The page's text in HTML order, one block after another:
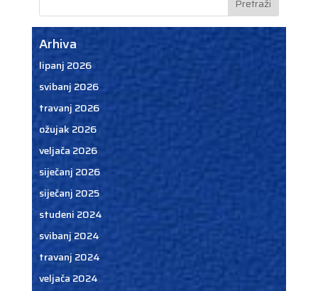
Arhiva
lipanj 2026
svibanj 2026
travanj 2026
ožujak 2026
veljača 2026
siječanj 2026
siječanj 2025
studeni 2024
svibanj 2024
travanj 2024
veljača 2024